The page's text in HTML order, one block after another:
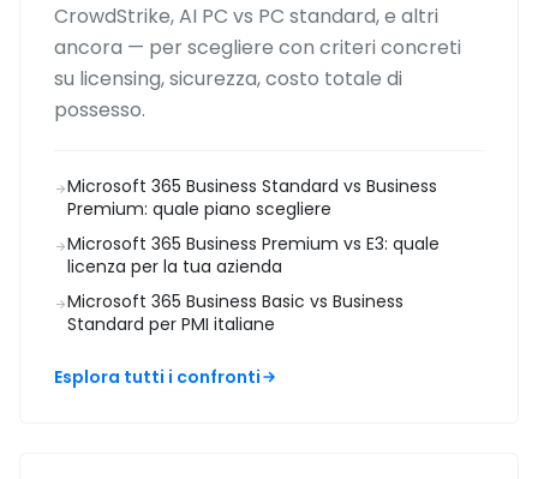
CrowdStrike, AI PC vs PC standard, e altri
ancora — per scegliere con criteri concreti
su licensing, sicurezza, costo totale di
possesso.
Microsoft 365 Business Standard vs Business
Premium: quale piano scegliere
Microsoft 365 Business Premium vs E3: quale
licenza per la tua azienda
Microsoft 365 Business Basic vs Business
Standard per PMI italiane
Esplora tutti i confronti